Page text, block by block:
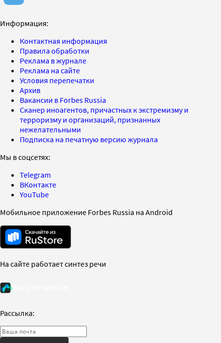
Информация:
Контактная информация
Правила обработки
Реклама в журнале
Реклама на сайте
Условия перепечатки
Архив
Вакансии в Forbes Russia
Сканер иноагентов, причастных к экстремизму и
терроризму и организаций, признанных
нежелательными
Подписка на печатную версию журнала
Мы в соцсетях:
Telegram
ВКонтакте
YouTube
Мобильное приложение Forbes Russia на Android
На сайте работает синтез речи
Рассылка: